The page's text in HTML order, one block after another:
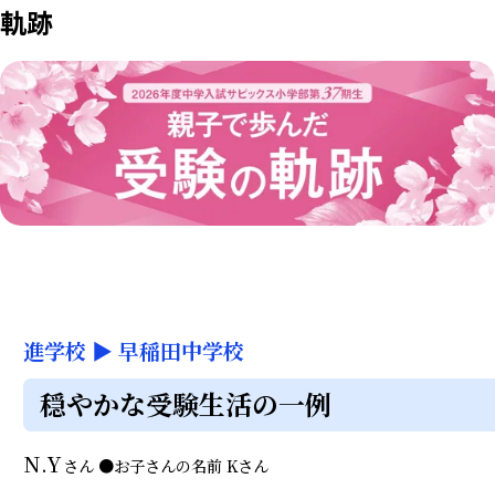
軌跡
進学校 ▶早稲田中学校
穏やかな受験生活の一例
N.Yさん ●お子さんの名前Kさん